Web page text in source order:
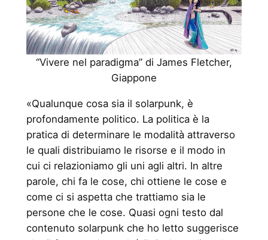
“Vivere nel paradigma” di James Fletcher,
Giappone
«Qualunque cosa sia il solarpunk, è
profondamente politico. La politica è la
pratica di determinare le modalità attraverso
le quali distribuiamo le risorse e il modo in
cui ci relazioniamo gli uni agli altri. In altre
parole, chi fa le cose, chi ottiene le cose e
come ci si aspetta che trattiamo sia le
persone che le cose. Quasi ogni testo dal
contenuto solarpunk che ho letto suggerisce